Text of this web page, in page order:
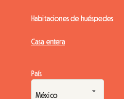
Habitaciones de huéspedes
Casa entera
País